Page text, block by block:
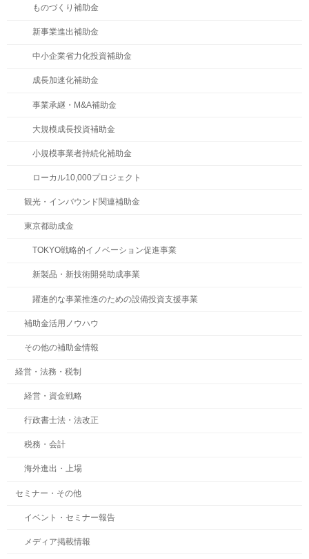
ものづくり補助金
新事業進出補助金
中小企業省力化投資補助金
成長加速化補助金
事業承継・M&A補助金
大規模成長投資補助金
小規模事業者持続化補助金
ローカル10,000プロジェクト
観光・インバウンド関連補助金
東京都助成金
TOKYO戦略的イノベーション促進事業
新製品・新技術開発助成事業
躍進的な事業推進のための設備投資支援事業
補助金活用ノウハウ
その他の補助金情報
経営・法務・税制
経営・資金戦略
行政書士法・法改正
税務・会計
海外進出・上場
セミナー・その他
イベント・セミナー報告
メディア掲載情報